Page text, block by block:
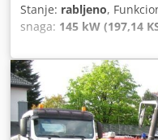
Stanje: rabljeno,
snaga: 145 kW (197,14
,
sati:8.000 h, Oprema:
podmazivanje, kabina,
na kotačima Godina
145 kW Crjdpsy Uxt
Centralno podmazivanje